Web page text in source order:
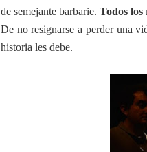
de semejante barbarie. Todos los
De no resignarse a perder una
historia les debe.